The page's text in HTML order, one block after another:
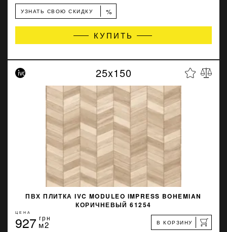
УЗНАТЬ СВОЮ СКИДКУ %
КУПИТЬ
25x150
ПВХ ПЛИТКА IVC MODULEO IMPRESS BOHEMIAN
КОРИЧНЕВЫЙ 61254
ЦЕНА
927 грн
м2 В КОРЗИНУ